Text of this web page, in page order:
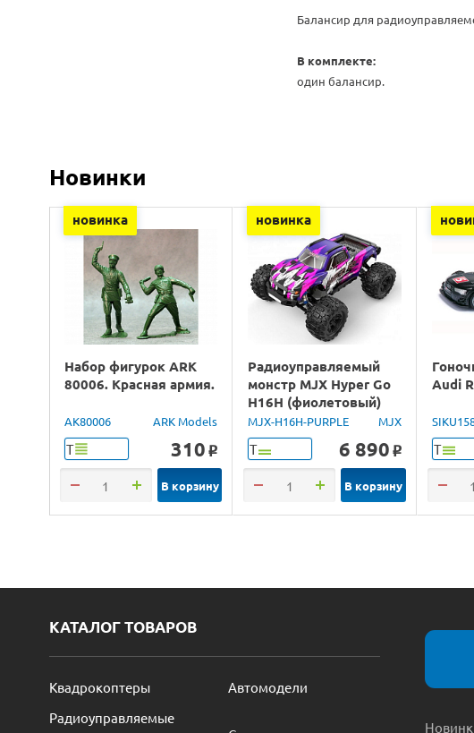
Балансир для
В комплекте:
один балансир.
Новинки
новинка
Набор фигурок ARK
80006. Красная армия.
AK80006 ARK Models
Т 310 o
В корзину
новинка
Радиоуправляемый
монстр MJX Hyper Go
H16H (фиолетовый)
4WD 2.4G LED GPS
1/16 RTR
MJX-H16H-PURPLE MJX
Т 6 890 o
В корзину
Audi
Т
КАТАЛОГ ТОВАРОВ
Квадрокоптеры
Автомодели
Радиоуправляемые